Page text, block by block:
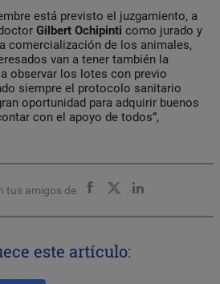
está previsto el juzgamiento, a
Gilbert Ochipinti como jurado y
comercialización de los animales,
van a tener también la
observar los lotes con previo
siempre el protocolo sanitario
oportunidad para adquirir buenos
con el apoyo de todos”,
tus amigos de
este artículo: